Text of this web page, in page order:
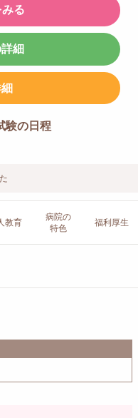
る
細
験の日程
教育
病院の
特色
福利厚生